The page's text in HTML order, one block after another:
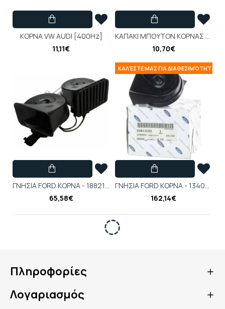
ΚΟΡΝΑ VW AUDI [400Hz]
11,11€
KAΠAKI MΠOYTON KOPNAΣ CORSA-C MERIVA-A
10,70€
ΓΝΗΣΙΑ FORD ΚΟΡΝΑ - 1882114
65,58€
ΚΑΛΈΣΤΕ ΜΑΣ ΓΙΑ ΔΙΑΘΕΣΙΜΌΤΗΤΑ
ΓΝΗΣΙΑ FORD ΚΟΡΝΑ - 1340653
162,14€
Πληροφορίες
Λογαριασμός